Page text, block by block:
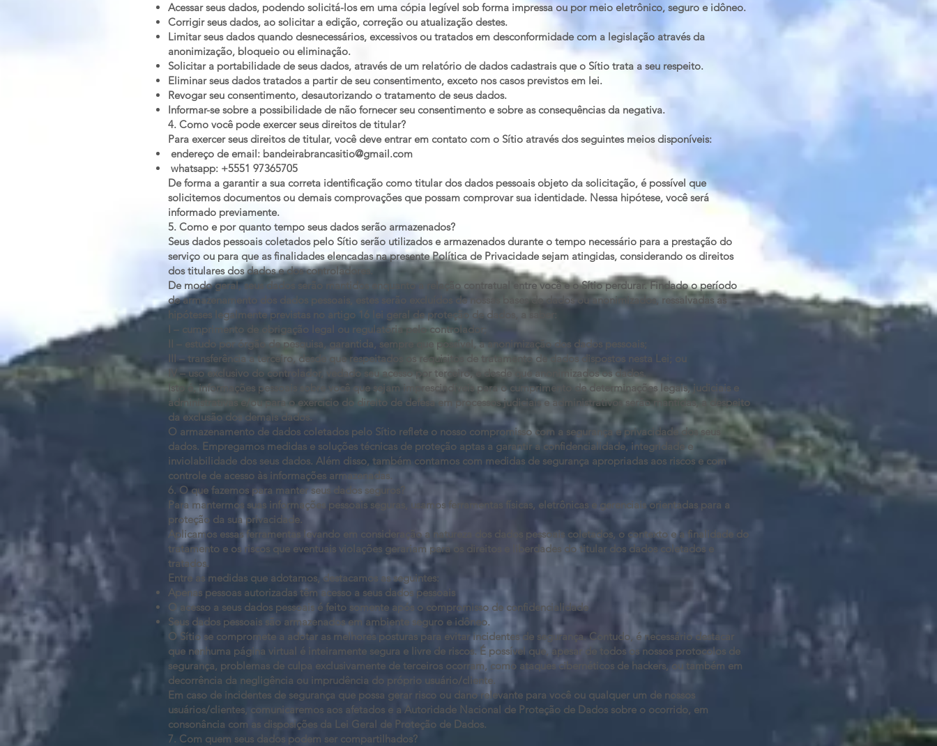
Acessar seus dados, podendo solicitá-los em uma cópia legível sob forma impressa ou por meio eletrônico, seguro e idôneo.
Corrigir seus dados, ao solicitar a edição, correção ou atualização destes.
Limitar seus dados quando desnecessários, excessivos ou tratados em desconformidade com a legislação através da
anonimização, bloqueio ou eliminação.
Solicitar a portabilidade de seus dados, através de um relatório de dados cadastrais que o Sítio trata a seu respeito.
Eliminar seus dados tratados a partir de seu consentimento, exceto nos casos previstos em lei.
Revogar seu consentimento, desautorizando o tratamento de seus dados.
Informar-se sobre a possibilidade de não fornecer seu consentimento e sobre as consequências da negativa.
4. Como você pode exercer seus direitos de titular?
Para exercer seus direitos de titular, você deve entrar em contato com o Sítio através dos seguintes meios disponíveis:
endereço de email: bandeirabrancasitio@gmail.com
whatsapp: +5551 97365705
De forma a garantir a sua correta identificação como titular dos dados pessoais objeto da solicitação, é possível que
solicitemos documentos ou demais comprovações que possam comprovar sua identidade. Nessa hipótese, você será
informado previamente.
5. Como e por quanto tempo seus dados serão armazenados?
Seus dados pessoais coletados pelo Sítio serão utilizados e armazenados durante o tempo necessário para a prestação do
serviço ou para que as finalidades elencadas na presente Política de Privacidade sejam atingidas, considerando os direitos
dos titulares dos dados e dos controladores.
De modo geral, seus dados serão mantidos enquanto a relação contratual entre você e o Sítio perdurar. Findado o período
de armazenamento dos dados pessoais, estes serão excluídos de nossas bases de dados ou anonimizados, ressalvadas as
hipóteses legalmente previstas no artigo 16 lei geral de proteção de dados, a saber:
I – cumprimento de obrigação legal ou regulatória pelo controlador;
II – estudo por órgão de pesquisa, garantida, sempre que possível, a anonimização dos dados pessoais;
III – transferência a terceiro, desde que respeitados os requisitos de tratamento de dados dispostos nesta Lei; ou
IV – uso exclusivo do controlador, vedado seu acesso por terceiro, e desde que anonimizados os dados.
Isto é, informações pessoais sobre você que sejam imprescindíveis para o cumprimento de determinações legais, judiciais e
administrativas e/ou para o exercício do direito de defesa em processos judiciais e administrativos serão mantidas, a despeito
da exclusão dos demais dados.
O armazenamento de dados coletados pelo Sítio reflete o nosso compromisso com a segurança e privacidade dos seus
dados. Empregamos medidas e soluções técnicas de proteção aptas a garantir a confidencialidade, integridade e
inviolabilidade dos seus dados. Além disso, também contamos com medidas de segurança apropriadas aos riscos e com
controle de acesso às informações armazenadas.
6. O que fazemos para manter seus dados seguros?
Para mantermos suas informações pessoais seguras, usamos ferramentas físicas, eletrônicas e gerenciais orientadas para a
proteção da sua privacidade.
Aplicamos essas ferramentas levando em consideração a natureza dos dados pessoais coletados, o contexto e a finalidade do
tratamento e os riscos que eventuais violações gerariam para os direitos e liberdades do titular dos dados coletados e
tratados.
Entre as medidas que adotamos, destacamos as seguintes:
Apenas pessoas autorizadas têm acesso a seus dados pessoais
O acesso a seus dados pessoais é feito somente após o compromisso de confidencialidade
Seus dados pessoais são armazenados em ambiente seguro e idôneo.
O Sítio se compromete a adotar as melhores posturas para evitar incidentes de segurança. Contudo, é necessário destacar
que nenhuma página virtual é inteiramente segura e livre de riscos. É possível que, apesar de todos os nossos protocolos de
segurança, problemas de culpa exclusivamente de terceiros ocorram, como ataques cibernéticos de hackers, ou também em
decorrência da negligência ou imprudência do próprio usuário/cliente.
Em caso de incidentes de segurança que possa gerar risco ou dano relevante para você ou qualquer um de nossos
usuários/clientes, comunicaremos aos afetados e a Autoridade Nacional de Proteção de Dados sobre o ocorrido, em
consonância com as disposições da Lei Geral de Proteção de Dados.
7. Com quem seus dados podem ser compartilhados?